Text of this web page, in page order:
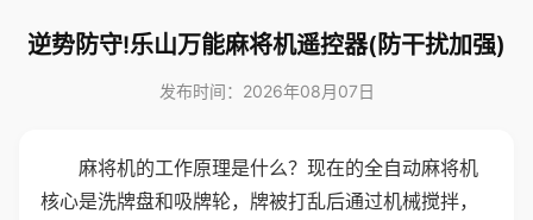
逆势防守!乐山万能麻将机遥控器(防干扰加强)
发布时间：2026年08月07日
麻将机的工作原理是什么？现在的全自动麻将机
核心是洗牌盘和吸牌轮，牌被打乱后通过机械搅拌，